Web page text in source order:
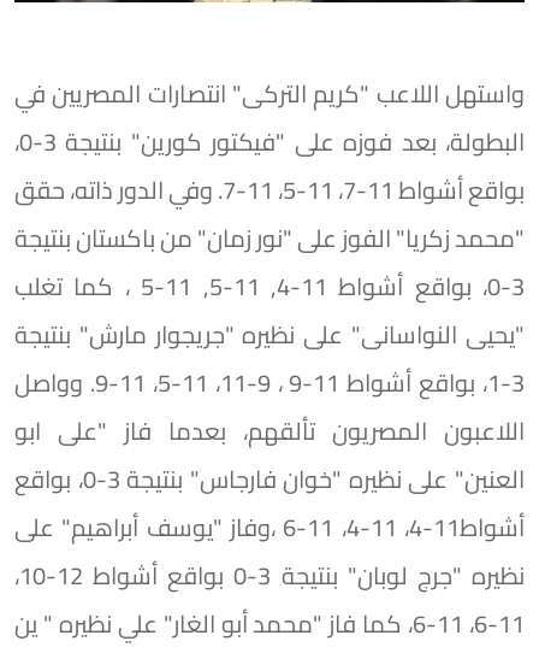
واستهل اللاعب "كريم التركى" انتصارات المصريين في
البطولة، بعد فوزه على "فيكتور كورين" بنتيجة 3-0،
بواقع أشواط 11-7، 11-5، 11-7. وفي الدور ذاته، حقق
"محمد زكريا" الفوز على "نور زمان" من باكستان بنتيجة
3-0، بواقع أشواط 11-4, 11-5, 11-5 ، كما تغلب
"يحيى النواسانى" على نظيره "جريجوار مارش" بنتيجة
3-1، بواقع أشواط 11-9 ، 9-11، 11-5، 11-9. وواصل
اللاعبون المصريون تألقهم، بعدما فاز "على ابو
العنين" على نظيره "خوان فارجاس" بنتيجة 3-0، بواقع
أشواط11-4، 11-4، 11-6 ،وفاز "يوسف أبراهيم" على
نظيره "جرج لوبان" بنتيجة 3-0 بواقع أشواط 12-10،
11-6، 11-6، كما فاز "محمد أبو الغار" علي نظيره " ين